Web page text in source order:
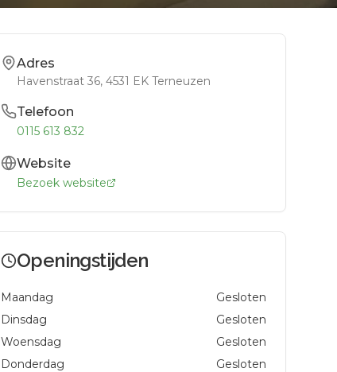
Adres
Havenstraat 36, 4531 EK Terneuzen
Telefoon
0115 613 832
Website
Bezoek website
Openingstijden
Maandag
Gesloten
Dinsdag
Gesloten
Woensdag
Gesloten
Donderdag
Gesloten